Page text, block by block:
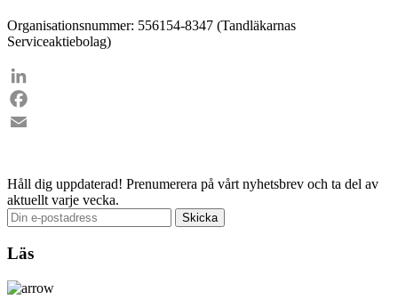
Organisationsnummer: 556154-8347 (Tandläkarnas
Serviceaktiebolag)
LinkedIn
Facebook
Håll dig uppdaterad! Prenumerera på vårt nyhetsbrev och ta del av
aktuellt varje vecka.
Läs